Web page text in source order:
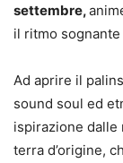
settembre,
il ritmo
Ad aprire il
sound soul ed
ispirazione dalle
terra d’origine,